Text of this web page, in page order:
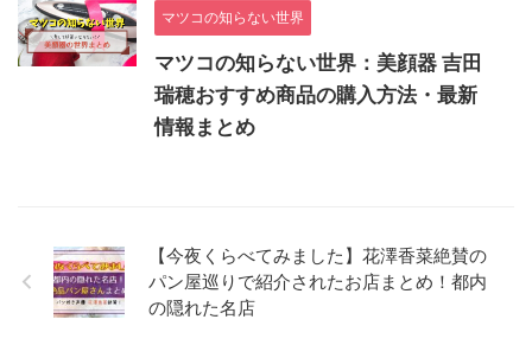
マツコの知らない世界
マツコの知らない世界：美顔器 吉田
瑞穂おすすめ商品の購入方法・最新
情報まとめ
【今夜くらべてみました】花澤香菜絶賛の
パン屋巡りで紹介されたお店まとめ！都内
の隠れた名店